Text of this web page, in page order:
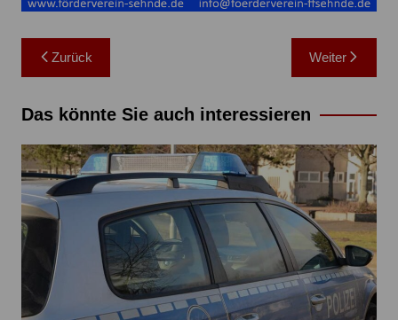
Beitragsnavigation
Zurück Weiter
Das könnte Sie auch interessieren